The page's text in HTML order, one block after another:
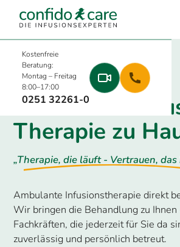
Kostenfreie
Beratung:
Montag – Freitag
8:00–17:00
0251 32261-0
Ambulante
Therapie zu
„Therapie, die läuft - Vertrauen, das
Ambulante Infusionstherapie direkt
Wir bringen die Behandlung zu
Fachkräften, die jederzeit für Sie da
zuverlässig und persönlich betreut.